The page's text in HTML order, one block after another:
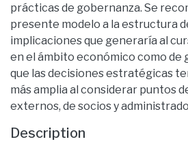
prácticas de gobernanza. Se
presente modelo a la estructura
implicaciones que generaría al
en el ámbito económico como de
que las decisiones estratégicas
más amplia al considerar puntos
externos, de socios y
Description